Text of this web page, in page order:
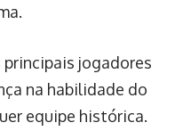
principais jogadores
na habilidade do
equipe histórica.